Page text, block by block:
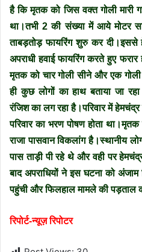
है कि मृतक को जिस वक्त गोली मारी
था।तभी 2 की संख्या में आये मोटर
ताबड़तोड़ फायरिंग शुरु कर दी।इससे
अपराधी हवाई फायरिंग करते हुए फरार
मृतक को चार गोली सीने और एक
ही कुछ लोगों का हाथ बताया जा
रंजिश का लग रहा है।परिवार में
परिवार का भरण पोषण होता
राजा पासवान विकलांग है।स्थानीय
पास ताड़ी पी रहे थे और वही पर
बाद अपराधियों ने इस घटना को
पहुंची और फिलहाल मामले की पड़ताल
रिपोर्ट-न्यूज़ रिपोटर